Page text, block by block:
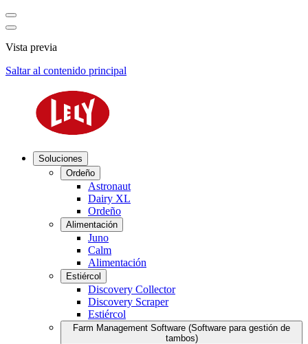
Vista previa
Saltar al contenido principal
Soluciones
Ordeño
Astronaut
Dairy XL
Ordeño
Alimentación
Juno
Calm
Alimentación
Estiércol
Discovery Collector
Discovery Scraper
Estiércol
Farm Management Software (Software para gestión de
tambos)